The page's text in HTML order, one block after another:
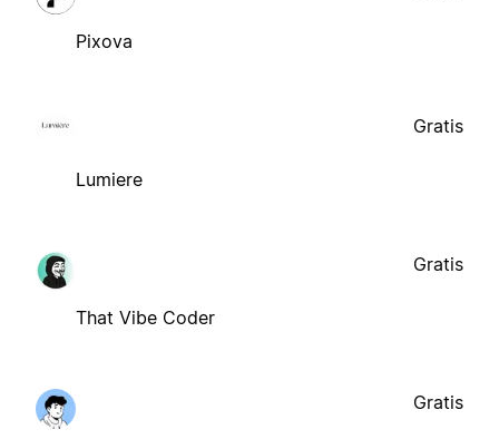
Pixova
Lumiere
Gratis
That Vibe Coder
Gratis
Gratis